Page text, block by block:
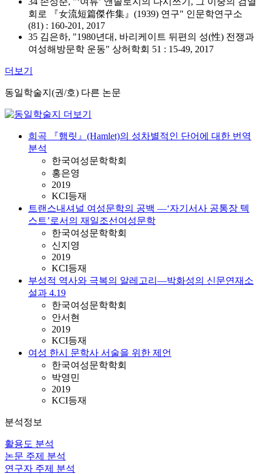
회로 『女流短篇傑作集』(1939) 연구" 인문학연구소
(81) : 160-201, 2017
35 김은하, "1980년대, 바리케이트 뒤편의 성(性) 전쟁과
여성해방문학 운동" 상허학회 51 : 15-49, 2017
더보기
동일학술지(권/호) 다른 논문
희곡 『햄릿』(Hamlet)의 성차별적인 단어에 대한 번역
분석
한국여성문학학회
홍은영
2019
KCI등재
트랜스내셔널 여성문학의 공백 —‘자기서사 공통장 텍
스트’로서의 재일조선여성문학
한국여성문학학회
신지영
2019
KCI등재
부성적 역사와 극복의 알레고리—박화성의 신문연재소
설과 4.19
한국여성문학학회
안서현
2019
KCI등재
여성 한시 문학사 서술을 위한 제언
한국여성문학학회
박영민
2019
KCI등재
분석정보
활용도 분석
논문 주제 분석
연구자 주제 분석